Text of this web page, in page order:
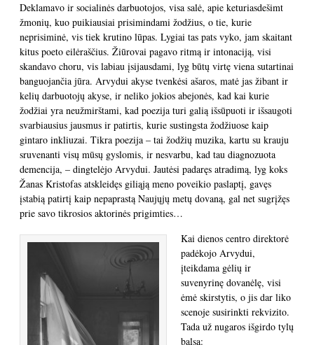
Deklamavo ir socialinės darbuotojos, visa salė, apie keturiasdešimt
žmonių, kuo puikiausiai prisimindami žodžius, o tie, kurie
neprisiminė, vis tiek krutino lūpas. Lygiai tas pats vyko, jam skaitant
kitus poeto eilėraščius. Žiūrovai pagavo ritmą ir intonaciją, visi
skandavo choru, vis labiau įsijausdami, lyg būtų virtę viena sutartinai
banguojančia jūra. Arvydui akyse tvenkėsi ašaros, matė jas žibant ir
kelių darbuotojų akyse, ir neliko jokios abejonės, kad kai kurie
žodžiai yra neužmirštami, kad poezija turi galią išsūpuoti ir išsaugoti
svarbiausius jausmus ir patirtis, kurie sustingsta žodžiuose kaip
gintaro inkliuzai. Tikra poezija – tai žodžių muzika, kartu su krauju
sruvenanti visų mūsų gyslomis, ir nesvarbu, kad tau diagnozuota
demencija, – dingtelėjo Arvydui. Jautėsi padaręs atradimą, lyg koks
Žanas Kristofas atskleidęs giliąją meno poveikio paslaptį, gavęs
įstabią patirtį kaip nepaprastą Naujųjų metų dovaną, gal net sugrįžęs
prie savo tikrosios aktorinės prigimties…
Kai dienos centro direktorė
padėkojo Arvydui,
įteikdama gėlių ir
suvenyrinę dovanėlę, visi
ėmė skirstytis, o jis dar liko
scenoje susirinkti rekvizito.
Tada už nugaros išgirdo tylų
balsą: